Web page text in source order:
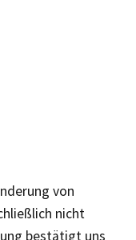
von
nicht
bestätigt uns